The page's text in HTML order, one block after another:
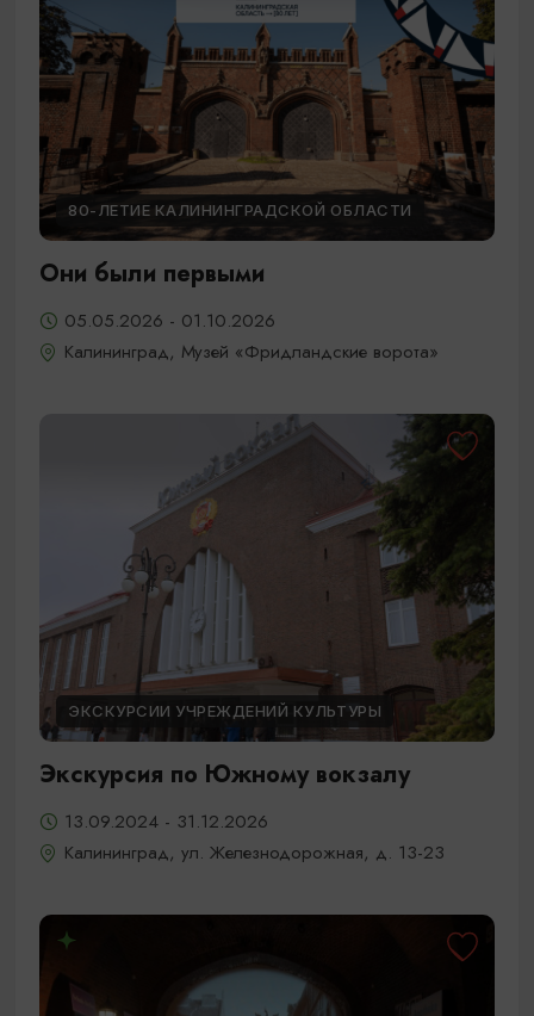
80-ЛЕТИЕ КАЛИНИНГРАДСКОЙ ОБЛАСТИ
Они были первыми
05.05.2026 - 01.10.2026
Калининград, Музей «Фридландские ворота»
ЭКСКУРСИИ УЧРЕЖДЕНИЙ КУЛЬТУРЫ
Экскурсия по Южному вокзалу
13.09.2024 - 31.12.2026
Калининград, ул. Железнодорожная, д. 13-23